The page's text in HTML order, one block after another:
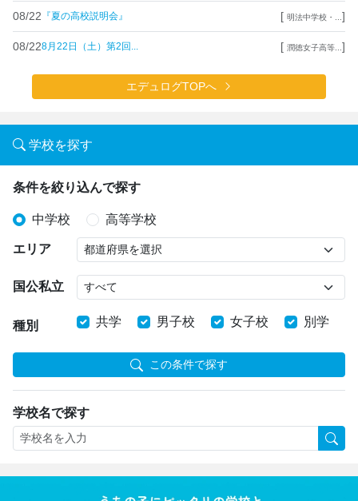
08/22 『夏の高校説明会』 [ 明法中学校・... ]
08/228月22日（土）第2回... [ 潤徳女子高等... ]
エデュログTOPへ
学校を探す
条件を絞り込んで探す
中学校 高等学校
エリア
国公私立
種別 共学 男子校 女子校 別学
この条件で探す
学校名で探す